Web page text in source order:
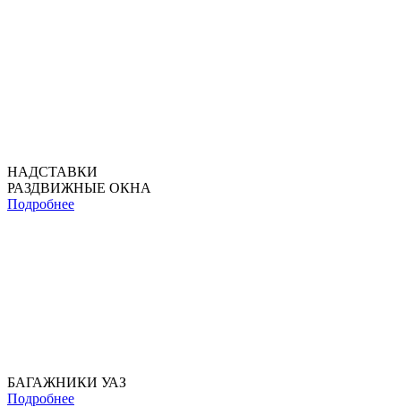
НАДСТАВКИ
РАЗДВИЖНЫЕ ОКНА
Подробнее
БАГАЖНИКИ УАЗ
Подробнее